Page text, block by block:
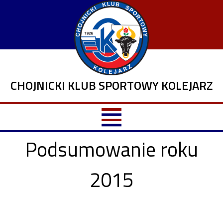
CHOJNICKI KLUB SPORTOWY KOLEJARZ
Podsumowanie roku
2015